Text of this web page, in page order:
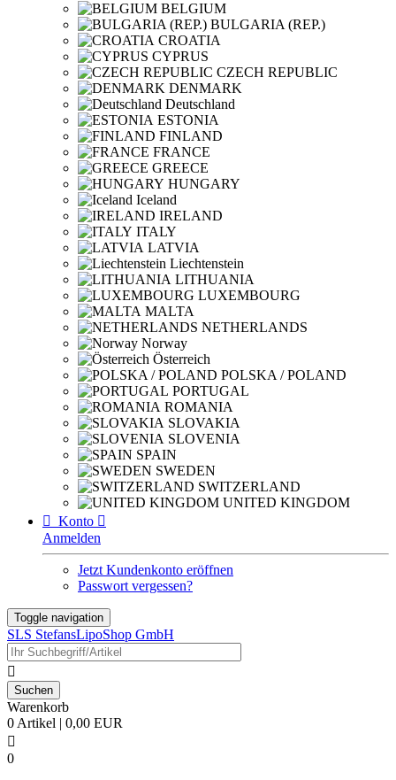
BELGIUM
BULGARIA (REP.)
CROATIA
CYPRUS
CZECH REPUBLIC
DENMARK
Deutschland
ESTONIA
FINLAND
FRANCE
GREECE
HUNGARY
Iceland
IRELAND
ITALY
LATVIA
Liechtenstein
LITHUANIA
LUXEMBOURG
MALTA
NETHERLANDS
Norway
Österreich
POLSKA / POLAND
PORTUGAL
ROMANIA
SLOVAKIA
SLOVENIA
SPAIN
SWEDEN
SWITZERLAND
UNITED KINGDOM
 Konto 
Anmelden
Jetzt Kundenkonto eröffnen
Passwort vergessen?
Toggle navigation
SLS StefansLipoShop GmbH

Warenkorb
0 Artikel | 0,00 EUR

0